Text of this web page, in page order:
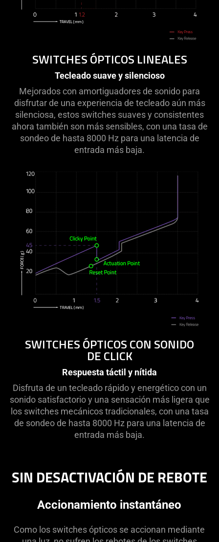
SWITCHES ÓPTICOS LINEALES
Tecleado suave y silencioso
Mejorados con amortiguadores de sonido para
disfrutar de una experiencia de tecleado aún más
silenciosa, estos switches suaves y consistentes
ahora también son más sensibles, con una tasa de
sondeo de hasta 8000 Hz para una latencia de
entrada más baja.
SWITCHES ÓPTICOS CON SONIDO
DE CLICK
Respuesta táctil y nítida
Disfruta de un tecleado rápido y energético con un
sonido satisfactorio y una sensación más ligera que
los switches mecánicos tradicionales, con una tasa
de sondeo de hasta 8000 Hz para una latencia de
entrada más baja.
SIN DESACTIVACIÓN DE REBOTE
Accionamiento instantáneo
Como los switches ópticos se accionan mediante